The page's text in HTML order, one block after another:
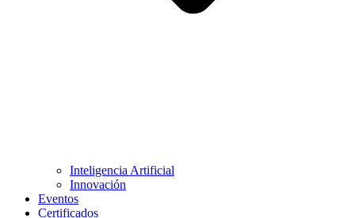
Inteligencia Artificial
Innovación
Eventos
Certificados